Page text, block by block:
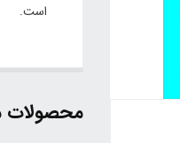
است.
محصولات